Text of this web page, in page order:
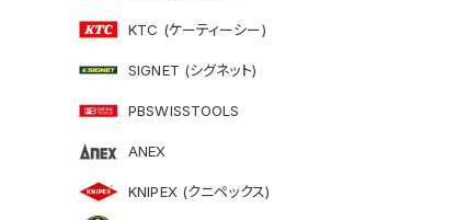
KTC (ケーティーシー)
SIGNET (シグネット)
PBSWISSTOOLS
ANEX
KNIPEX (クニペックス)